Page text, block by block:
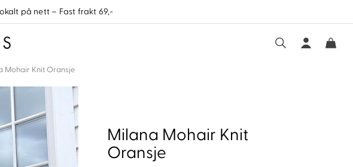
på nett – Fast frakt 69,-
Mohair Knit Oransje
Milana Mohair Knit
Oransje